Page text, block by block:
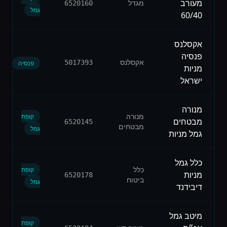
מעורב
60/40
מגדל 6520160
גמל
אקסלנס
פנסיה
מניות
ישראל
אקסלנס 5017393 פנסיה
מנורה
מבטחים
גמל מניות
מנורה
מבטחים
6520145
קופת
גמל
כלל גמל
מניות
דיבידנד
כלל
ביטוח
6520178
קופת
גמל
מיטב גמל
קופת